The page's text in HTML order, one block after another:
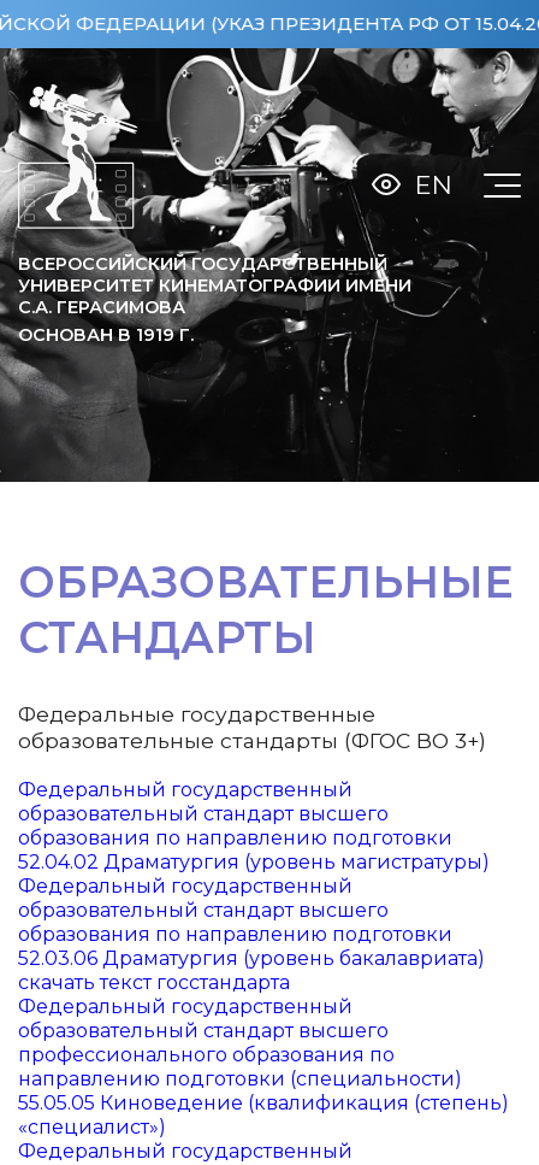
(УКАЗ ПРЕЗИДЕНТА РФ ОТ
ВСЕРОССИЙСКИЙ ГОСУДАРСТВЕННЫЙ
УНИВЕРСИТЕТ КИНЕМАТОГРАФИИ ИМЕНИ
С.А. ГЕРАСИМОВА
ОСНОВАН В 1919Г.
EN
ОБРАЗОВАТЕЛЬНЫЕ
СТАНДАРТЫ
Федеральные государственные
образовательные стандарты (ФГОС ВО 3+)
Федеральный государственный
образовательный стандарт высшего
образования по направлению подготовки
52.04.02 Драматургия (уровень магистратуры)
Федеральный государственный
образовательный стандарт высшего
образования по направлению подготовки
52.03.06 Драматургия (уровень бакалавриата)
скачать текст госстандарта
Федеральный государственный
образовательный стандарт высшего
профессионального образования по
направлению подготовки (специальности)
55.05.05 Киноведение (квалификация (степень)
«специалист»)
Федеральный государственный